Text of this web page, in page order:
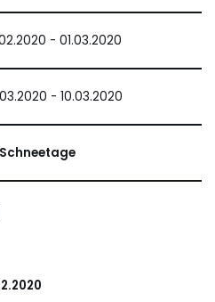
- 01.03.2020
- 10.03.2020